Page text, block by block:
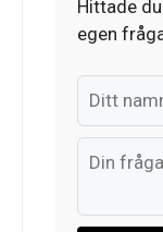
Hittade
egen